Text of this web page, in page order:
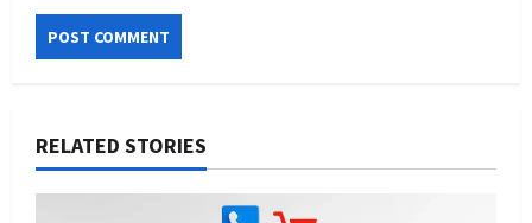
RELATED STORIES